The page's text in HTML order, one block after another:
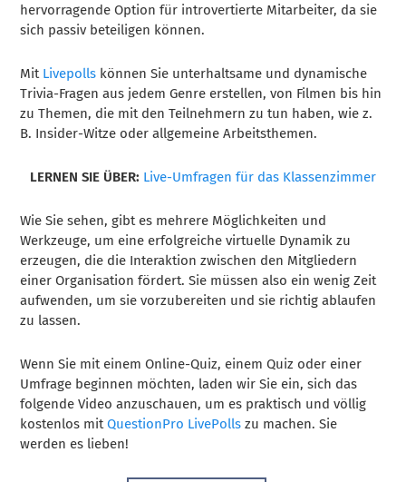
hervorragende Option für introvertierte Mitarbeiter, da sie
sich passiv beteiligen können.
Mit Livepolls können Sie unterhaltsame und dynamische
Trivia-Fragen aus jedem Genre erstellen, von Filmen bis hin
zu Themen, die mit den Teilnehmern zu tun haben, wie z.
B. Insider-Witze oder allgemeine Arbeitsthemen.
LERNEN SIE ÜBER: Live-Umfragen für das Klassenzimmer
Wie Sie sehen, gibt es mehrere Möglichkeiten und
Werkzeuge, um eine erfolgreiche virtuelle Dynamik zu
erzeugen, die die Interaktion zwischen den Mitgliedern
einer Organisation fördert. Sie müssen also ein wenig Zeit
aufwenden, um sie vorzubereiten und sie richtig ablaufen
zu lassen.
Wenn Sie mit einem Online-Quiz, einem Quiz oder einer
Umfrage beginnen möchten, laden wir Sie ein, sich das
folgende Video anzuschauen, um es praktisch und völlig
kostenlos mitQuestionPro LivePolls zu machen. Sie
werden es lieben!